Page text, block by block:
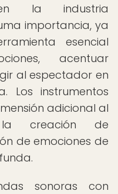
la industria
importancia, ya
esencial
acentuar
al espectador en
instrumentos
adicional al
la creación de
de emociones de
sonoras con